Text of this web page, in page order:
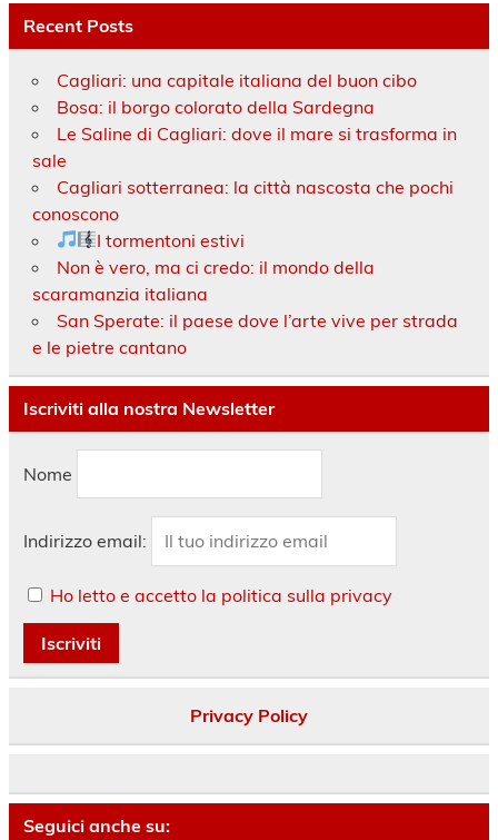
Recent Posts
Cagliari: una capitale italiana del buon cibo
Bosa: il borgo colorato della Sardegna
Le Saline di Cagliari: dove il mare si trasforma in
sale
Cagliari sotterranea: la città nascosta che pochi
conoscono
I tormentoni estivi
Non è vero, ma ci credo: il mondo della
scaramanzia italiana
San Sperate: il paese dove l’arte vive per strada
e le pietre cantano
Iscriviti alla nostra Newsletter
Nome
Indirizzo email:
Ho letto e accetto la politica sulla privacy
Privacy Policy
Seguici anche su: